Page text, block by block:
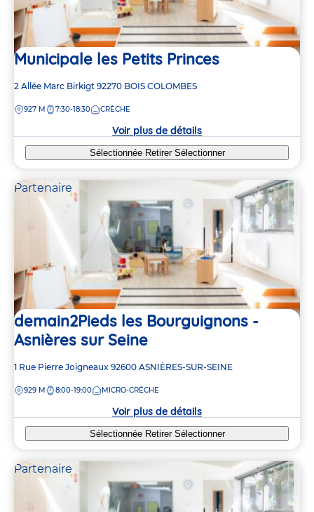
Municipale les Petits Princes
Adresse
la
2 Allée Marc Birkigt 92270 BOIS COLOMBES
DISTANCE
927 M 7:30-18:30 CRÈCHE
Voir plus de détails
Sélectionnée Retirer Sélectionner
Partenaire
demain2Pieds les Bourguignons -
Asnières sur Seine
Adresse
la
1 Rue Pierre Joigneaux 92600 ASNIÈRES-SUR-SEINE
DISTANCE
929 M 8:00-19:00 MICRO-CRÈCHE
Voir plus de détails
Sélectionnée Retirer Sélectionner
Partenaire